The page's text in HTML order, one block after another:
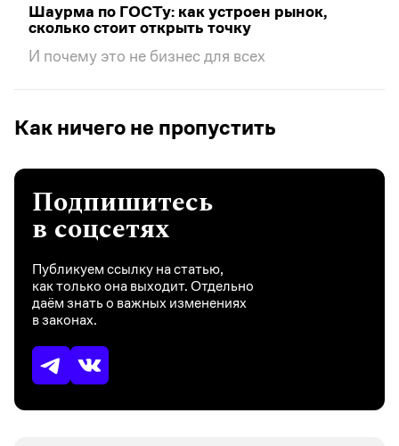
Шаурма по ГОСТу: как устроен рынок,
сколько стоит открыть точку
И почему это не бизнес для всех
Как ничего не пропустить
Подпишитесь
в соцсетях
Публикуем ссылку на статью,
как только она выходит. Отдельно
даём знать о важных изменениях
в законах.